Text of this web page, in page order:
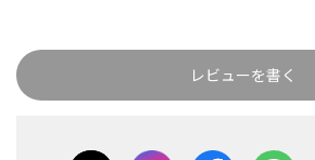
レビューを書く